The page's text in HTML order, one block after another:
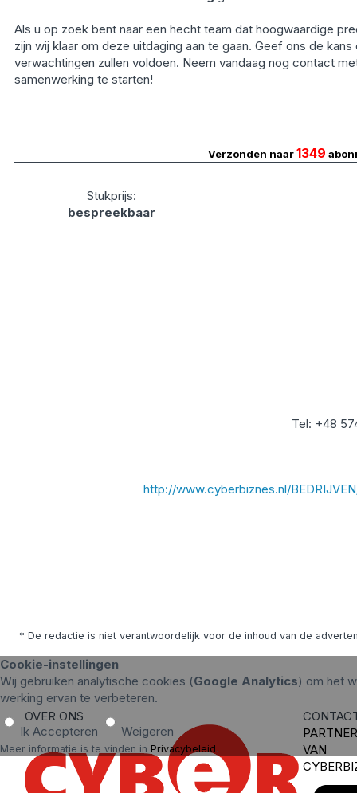
Als u op zoek bent naar een hecht team dat hoogwaardige
zijn wij klaar om deze uitdaging aan te gaan. Geef ons de
verwachtingen zullen voldoen. Neem vandaag nog contact
samenwerking te starten!
Verzonden naar1349
Stukprijs:
bespreekbaar
Tel: +48
http://www.cyberbiznes.nl/
* De redactie is niet verantwoordelijk voor de inhoud van de
Cookie-instellingen
Wij gebruiken analytische cookies (Google Analytics) om het
werking ervan te verbeteren.
Ik Accepteren Weigeren
Meer informatie is te vinden in Privacybeleid.
OVER ONS
VAN